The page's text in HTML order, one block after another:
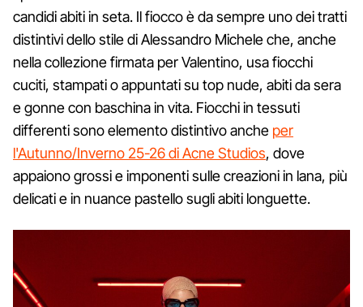
candidi abiti in seta. Il fiocco è da sempre uno dei tratti
distintivi dello stile di Alessandro Michele che, anche
nella collezione firmata per Valentino, usa fiocchi
cuciti, stampati o appuntati su top nude, abiti da sera
e gonne con baschina in vita. Fiocchi in tessuti
differenti sono elemento distintivo anche per
l'Autunno/Inverno 25-26 di Acne Studios, dove
appaiono grossi e imponenti sulle creazioni in lana, più
delicati e in nuance pastello sugli abiti longuette.